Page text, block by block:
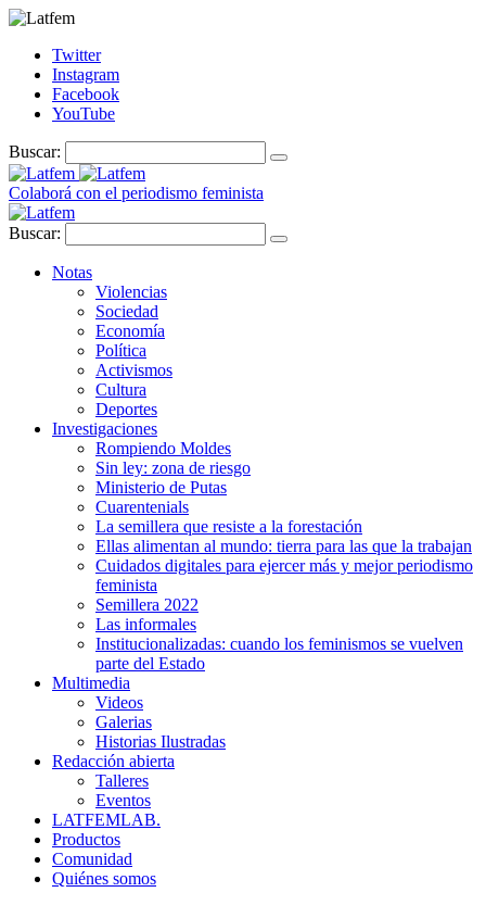
Twitter
Instagram
Facebook
YouTube
Buscar:
Colaborá con el periodismo feminista
Buscar:
Notas
Violencias
Sociedad
Economía
Política
Activismos
Cultura
Deportes
Investigaciones
Rompiendo Moldes
Sin ley: zona de riesgo
Ministerio de Putas
Cuarentenials
La semillera que resiste a la forestación
Ellas alimentan al mundo: tierra para las que la trabajan
Cuidados digitales para ejercer más y mejor periodismo
feminista
Semillera 2022
Las informales
Institucionalizadas: cuando los feminismos se vuelven
parte del Estado
Multimedia
Videos
Galerias
Historias Ilustradas
Redacción abierta
Talleres
Eventos
LATFEMLAB.
Productos
Comunidad
Quiénes somos